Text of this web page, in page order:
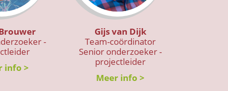
-
info >
Gijs van Dijk
Team-coördinator
Senior onderzoeker -
projectleider
Meer info >